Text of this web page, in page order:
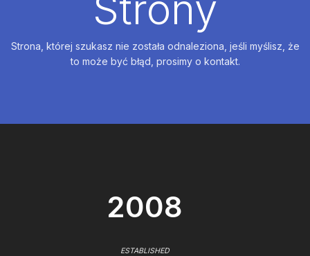
Strona, której szukasz nie została odnaleziona, jeśli myślisz, że
to może być błąd, prosimy o kontakt.
2008
ESTABLISHED